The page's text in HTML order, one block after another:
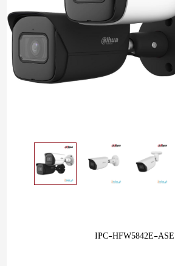
IPC-HFW5842E-ASE